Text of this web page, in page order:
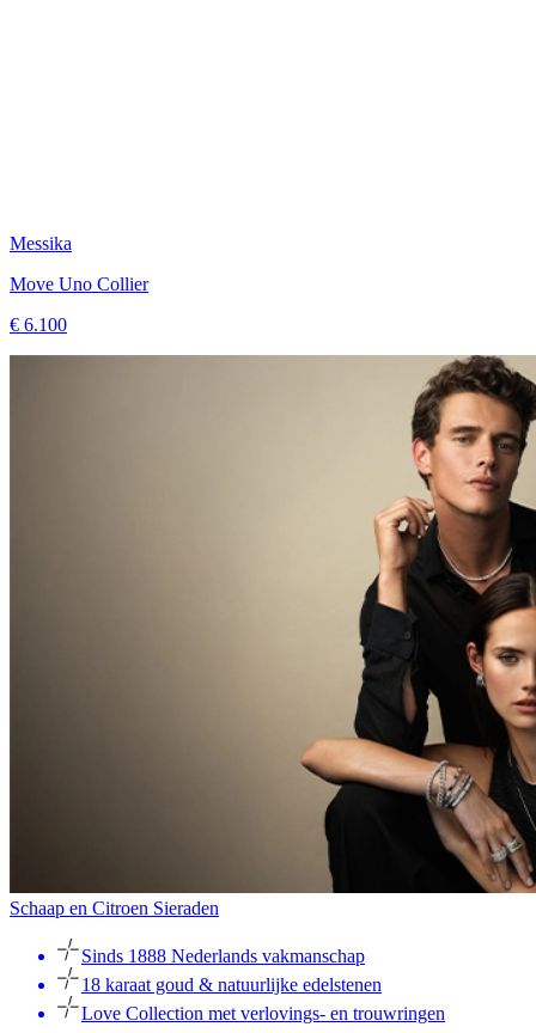
Messika
Move Uno Collier
€ 6.100
Schaap en Citroen Sieraden
Sinds 1888 Nederlands vakmanschap
18 karaat goud & natuurlijke edelstenen
Love Collection met verlovings- en trouwringen